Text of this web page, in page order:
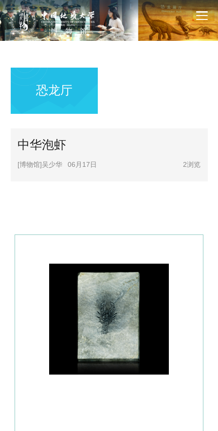
恐龙厅
中华泡虾
[博物馆]吴少华 06月17日 2浏览